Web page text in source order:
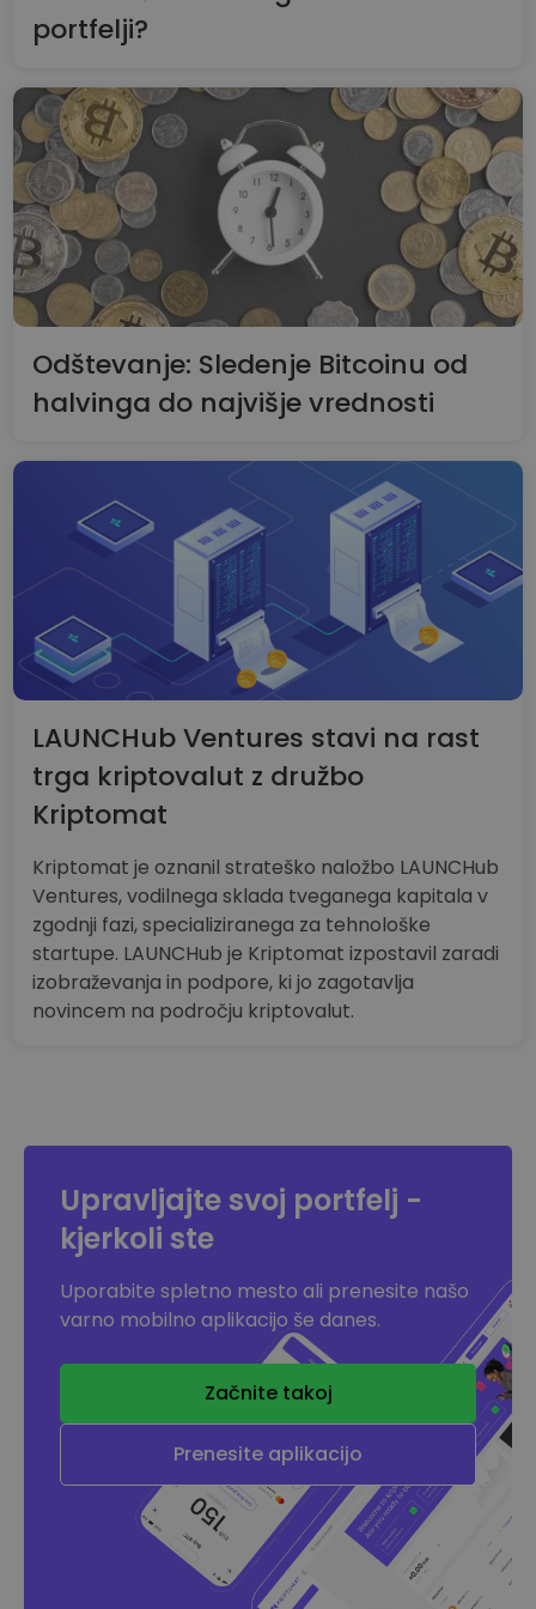
portfelji?
Odštevanje: Sledenje Bitcoinu od
halvinga do najvišje vrednosti
LAUNCHub Ventures stavi na rast
trga kriptovalut z družbo
Kriptomat
Kriptomat je oznanil strateško naložbo LAUNCHub
Ventures, vodilnega sklada tveganega kapitala v
zgodnji fazi, specializiranega za tehnološke
startupe. LAUNCHub je Kriptomat izpostavil zaradi
izobraževanja in podpore, ki jo zagotavlja
novincem na področju kriptovalut.
Upravljajte svoj portfelj -
kjerkoli ste
Uporabite spletno mesto ali prenesite našo
varno mobilno aplikacijo še danes.
Začnite takoj
Prenesite aplikacijo